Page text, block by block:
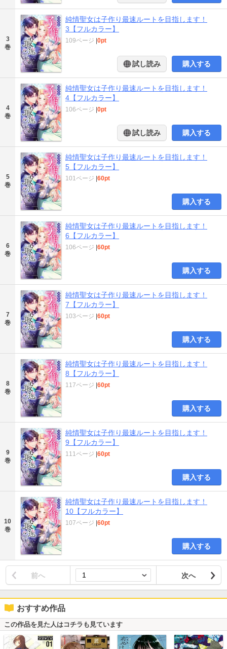
3
巻
純情聖女は子作り最速ルートを目指します！
3【フルカラー】
109ページ 0pt
試し読み 購入する
4
巻
純情聖女は子作り最速ルートを目指します！
4【フルカラー】
106ページ 0pt
試し読み 購入する
5
巻
純情聖女は子作り最速ルートを目指します！
5【フルカラー】
101ページ 60pt
購入する
6
巻
純情聖女は子作り最速ルートを目指します！
6【フルカラー】
106ページ 60pt
購入する
7
巻
純情聖女は子作り最速ルートを目指します！
7【フルカラー】
103ページ 60pt
購入する
8
巻
純情聖女は子作り最速ルートを目指します！
8【フルカラー】
117ページ 60pt
購入する
9
巻
純情聖女は子作り最速ルートを目指します！
9【フルカラー】
111ページ 60pt
購入する
10
巻
純情聖女は子作り最速ルートを目指します！
10【フルカラー】
107ページ 60pt
購入する
前へ 次へ
おすすめ作品
この作品を見た人はコチラも見ています